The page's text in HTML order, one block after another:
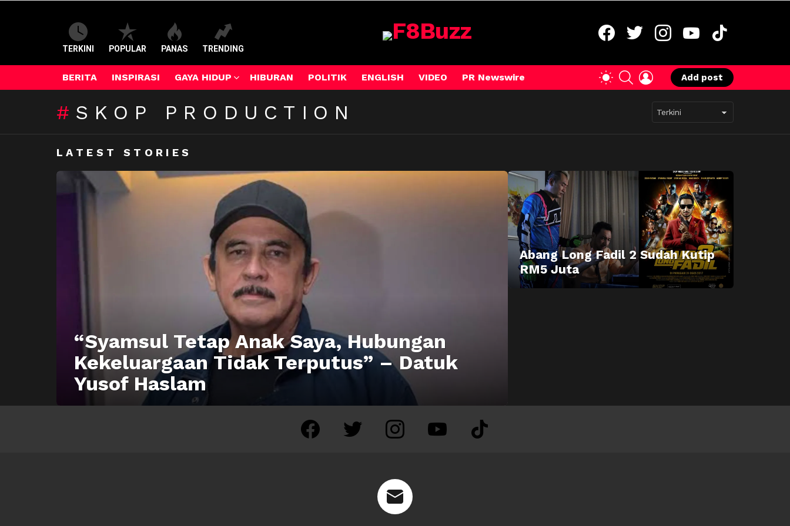
TERKINI POPULAR PANAS TRENDING
BERITA INSPIRASI GAYA HIDUP HIBURAN POLITIK ENGLISH VIDEO PR Newswire
SWITCHSEARCHLOGIN
Add post
SKOP PRODUCTION
LATEST STORIES
“Syamsul Tetap Anak Saya, Hubungan
Kekeluargaan Tidak Terputus” – Datuk
Yusof Haslam
Abang Long Fadil 2 Sudah Kutip
RM5 Juta
facebook twitter instagram youtube tiktok